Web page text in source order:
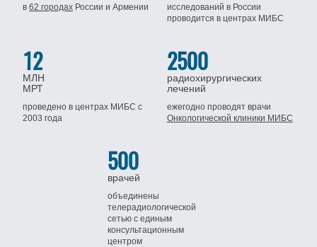
в62 городах Россиии Армении
исследований в России
проводится в центрах МИБС
12
МЛН
МРТ
проведено в центрах МИБСс
2003 года
2500
радиохирургических
лечений
ежегодно проводят врачи
Онкологической клиники МИБС
500
врачей
объединены
телерадиологической
сетью с единым
консультационным
центром